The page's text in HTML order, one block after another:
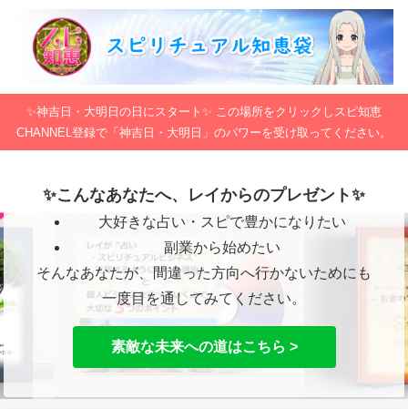
✨神吉日・大明日の日にスタート✨ この場所をクリックしスピ知恵
CHANNEL登録で「神吉日・大明日」のパワーを受け取ってください。
✨こんなあなたへ、レイからのプレゼント✨
大好きな占い・スピで豊かになりたい
副業から始めたい
そんなあなたが、間違った方向へ行かないためにも
一度目を通してみてください。
素敵な未来への道はこちら >